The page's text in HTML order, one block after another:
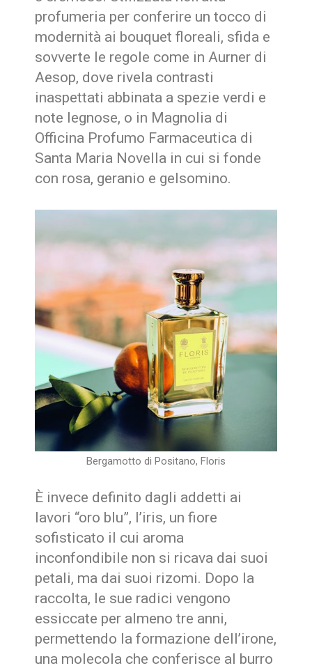
profumeria per conferire un tocco di
modernità ai bouquet floreali, sfida e
sovverte le regole come in Aurner di
Aesop, dove rivela contrasti
inaspettati abbinata a spezie verdi e
note legnose, o in Magnolia di
Officina Profumo Farmaceutica di
Santa Maria Novella in cui si fonde
con rosa, geranio e gelsomino.
Bergamotto di Positano, Floris
È invece definito dagli addetti ai
lavori “oro blu”, l’iris, un fiore
sofisticato il cui aroma
inconfondibile non si ricava dai suoi
petali, ma dai suoi rizomi. Dopo la
raccolta, le sue radici vengono
essiccate per almeno tre anni,
permettendo la formazione dell’irone,
una molecola che conferisce al burro